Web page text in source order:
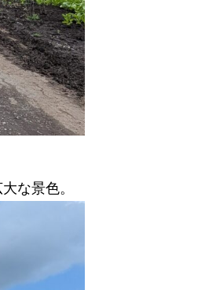
な景色。